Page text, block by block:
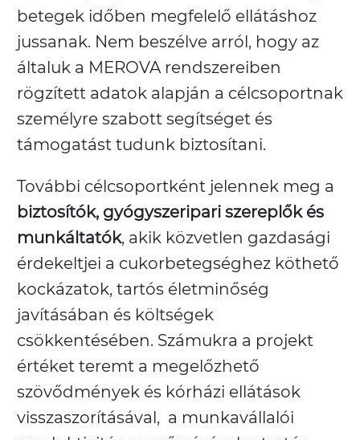
betegek időben megfelelő ellátáshoz
jussanak. Nem beszélve arról, hogy az
általuk a MEROVA rendszereiben
rögzített adatok alapján a célcsoportnak
személyre szabott segítséget és
támogatást tudunk biztosítani.
További célcsoportként jelennek meg a
biztosítók, gyógyszeripari szereplők és
munkáltatók, akik közvetlen gazdasági
érdekeltjei a cukorbetegséghez köthető
kockázatok, tartós életminőség
javításában és költségek
csökkentésében. Számukra a projekt
értéket teremt a megelőzhető
szövődmények és kórházi ellátások
visszaszorításával, a munkavállalói